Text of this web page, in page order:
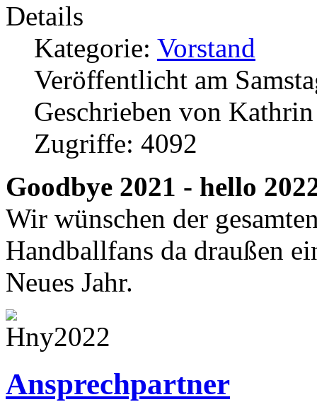
Details
Kategorie: Vorstand
Veröffentlicht am
Geschrieben von
Zugriffe: 4092
Goodbye 2021 - hello
Wir wünschen der
Handballfans da draußen
Neues Jahr.
Ansprechpartner